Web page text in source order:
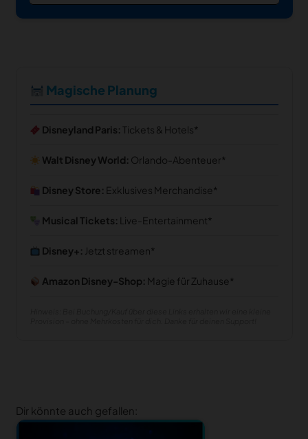
Magische Planung
Disneyland Paris: Tickets & Hotels
Walt Disney World: Orlando-Abenteuer
Disney Store: Exklusives Merchandise
Musical Tickets: Live-Entertainment
Disney+: Jetzt streamen
Amazon Disney-Shop: Magie für Zuhause
Dir könnte auch gefallen: